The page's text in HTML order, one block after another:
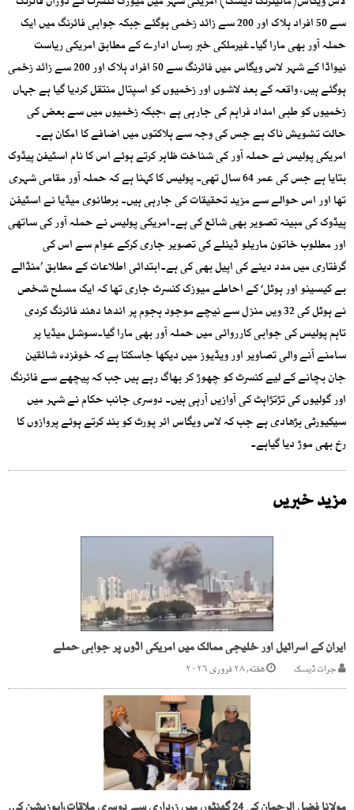
سے 50 افراد ہلاک اور 200 سے زائد زخمی ہوگئے جبکہ جوابی فائرنگ میں ایک
حملہ آور بھی مارا گیا۔غیرملکی خبر رساں ادارے کے مطابق امریکی ریاست
نیواڈا کے شہر لاس ویگاس میں فائرنگ سے 50 افراد ہلاک اور 200 سے زائد زخمی
ہوگئے ہیں، واقعہ کے بعد لاشوں اور زخمیوں کو اسپتال منتقل کردیا گیا ہے جہاں
زخمیوں کو طبی امداد فراہم کی جارہی ہے ،جبکہ زخمیوں میں سے بعض کی
حالت تشویش ناک ہے جس کی وجہ سے ہلاکتوں میں اضافے کا امکان ہے۔
امریکی پولیس نے حملہ آور کی شناخت ظاہر کرتے ہوئے اس کا نام اسٹیفن پیڈوک
بتایا ہے جس کی عمر 64 سال تھی۔ پولیس کا کہنا ہے کہ حملہ آور مقامی شہری
تھا اور اس حوالے سے مزید تحقیقات کی جارہی ہیں۔ برطانوی میڈیا نے اسٹیفن
پیڈوک کی مبینہ تصویر بھی شائع کی ہے۔امریکی پولیس نے حملہ آور کی ساتھی
اور مطلوب خاتون ماریلو ڈینلے کی تصویر جاری کرکے عوام سے اس کی
گرفتاری میں مدد دینے کی اپیل بھی کی ہے۔ابتدائی اطلاعات کے مطابق ’منڈالے
بے کیسینو اور ہوٹل‘ کے احاطے میوزک کنسرٹ جاری تھا کہ ایک مسلح شخص
نے ہوٹل کی 32 ویں منزل سے نیچے موجود ہجوم پر اندھا دھند فائرنگ کردی
تاہم پولیس کی جوابی کارروائی میں حملہ آور بھی مارا گیا۔سوشل میڈیا پر
سامنے آنے والی تصاویر اور ویڈیوز میں دیکھا جاسکتا ہے کہ خوفزدہ شائقین
جان بچانے کے لیے کنسرٹ کو چھوڑ کر بھاگ رہے ہیں جب کہ پیچھے سے فائرنگ
اور گولیوں کی تڑتڑاہٹ کی آوازیں آرہی ہیں۔ دوسری جانب حکام نے شہر میں
سیکیورٹی بڑھادی ہے جب کہ لاس ویگاس ائر پورٹ کو بند کرتے ہوئے پروازوں کا
رخ بھی موڑ دیا گیاہے۔
مزید خبریں
ایران کے اسرائیل اور خلیجی ممالک میں امریکی اڈوں پر جوابی حملے
جرات ڈیسک هفته, ۲۸ فروری ۲۰۲۶